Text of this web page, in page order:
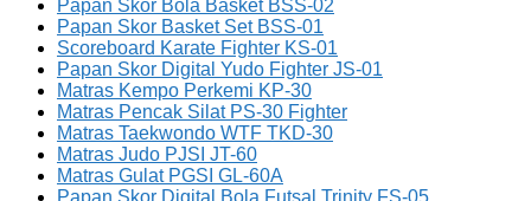
Papan Skor Bola Basket BSS-02
Papan Skor Basket Set BSS-01
Scoreboard Karate Fighter KS-01
Papan Skor Digital Yudo Fighter JS-01
Matras Kempo Perkemi KP-30
Matras Pencak Silat PS-30 Fighter
Matras Taekwondo WTF TKD-30
Matras Judo PJSI JT-60
Matras Gulat PGSI GL-60A
Papan Skor Digital Bola Futsal Trinity FS-05